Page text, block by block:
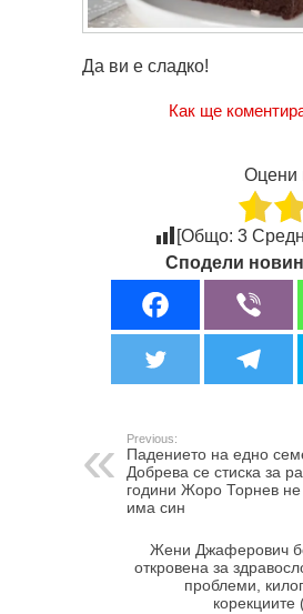
Да ви е сладко!
Как ще
Оцени
[Общо: 3
Сподели
Previous:
Падението на едно
Добрева се стиска за
години Жоро Торнев
има син
Жени Джаферович
откровена за
проблеми,